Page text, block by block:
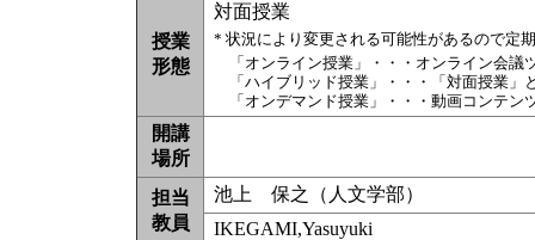
授業
形態
対面授業
* 状況により変更される可能性があるので定
「オンライン授業」・・・オンライン会
「ハイブリッド授業」・・・「対面授業
「オンデマンド授業」・・・動画コンテ
開講
場所
担当
教員
池上 保之（人文学部）
IKEGAMI,Yasuyuki